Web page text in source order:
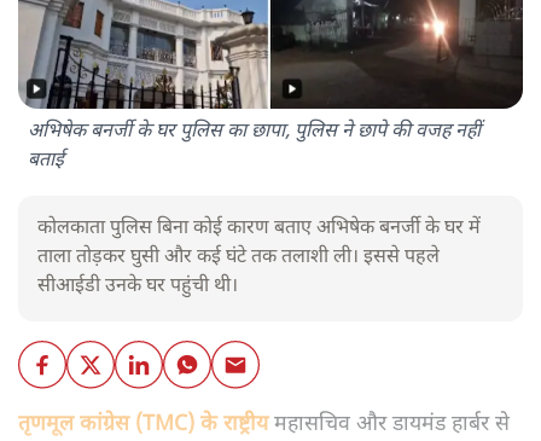
अभिषेक बनर्जी के घर पुलिस का छापा, पुलिस ने छापे की वजह नहीं
बताई
कोलकाता पुलिस बिना कोई कारण बताए अभिषेक बनर्जी के घर में
ताला तोड़कर घुसी और कई घंटे तक तलाशी ली। इससे पहले
सीआईडी उनके घर पहुंची थी।
तृणमूल कांग्रेस (TMC) के राष्ट्रीयमहासचिव और डायमंड हार्बर से